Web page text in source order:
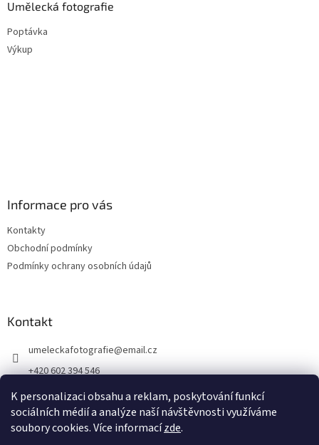
K personalizaci obsahu a reklam, poskytování funkcí
sociálních médií a analýze naší návštěvnosti využíváme
soubory cookies. Více informacízde.
Umělecká fotografie
Poptávka
Výkup
Informace pro vás
Kontakty
Obchodní podmínky
Podmínky ochrany osobních údajů
Kontakt
umeleckafotografie@email.cz
+420 602 394 546
Facebook